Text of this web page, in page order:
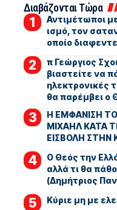
Διαβάζονται Τώρα
Αντιμέτωποι
ισμό, τον
οποίο
π Γεώργιος
βιαστείτε να
ηλεκτρονικές
θα παρέμβει ο
Η ΕΜΦΑΝΙΣΗ
ΜΙΧΑΗΛ ΚΑΤΑ
ΕΙΣΒΟΛΗ ΣΤΗΝ
Ο Θεός την
αλλά τι θα
(Δημήτριος
Kύριε μη με